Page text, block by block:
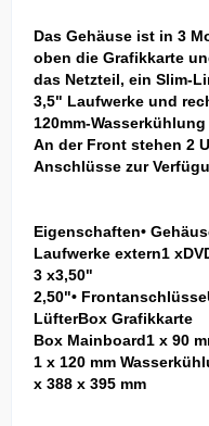
Das Gehäuse ist in 3
oben die Grafikkarte
das Netzteil, ein Slim-
3,5" Laufwerke und
120mm-
An der Front stehen 2
Anschlüsse zur
Eigenschaften•
Laufwerke extern1
3 x3,50"
2,50"•
LüfterBox Grafikkarte
Box Mainboard1 x 90
1 x 120 mm
x 388 x 395 mm